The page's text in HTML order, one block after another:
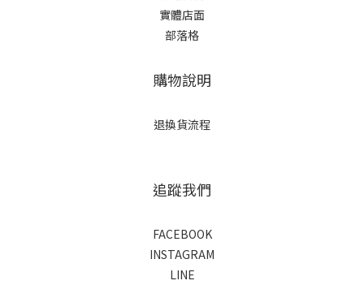
實體店面
部落格
購物說明
退換貨流程
追蹤我們
FACEBOOK
INSTAGRAM
LINE